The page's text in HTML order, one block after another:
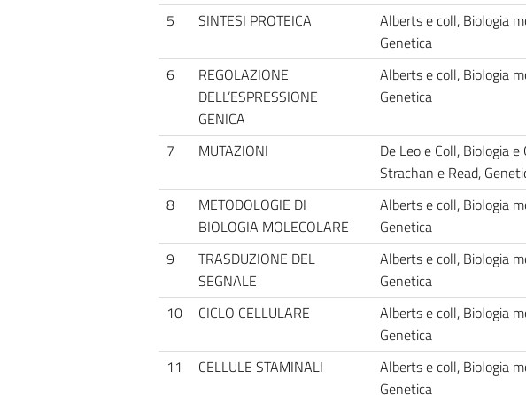
5
SINTESI PROTEICA
Alberts e coll, Biologia
Genetica
6
REGOLAZIONE
DELL’ESPRESSIONE
GENICA
Alberts e coll, Biologia
Genetica
7 MUTAZIONI
De Leo e Coll, Biologia
Strachan e Read,
8
METODOLOGIE DI
BIOLOGIA MOLECOLARE
Alberts e coll, Biologia
Genetica
9
TRASDUZIONE DEL
SEGNALE
Alberts e coll, Biologia
Genetica
10
CICLO CELLULARE
Alberts e coll, Biologia
Genetica
11
CELLULE STAMINALI
Alberts e coll, Biologia
Genetica